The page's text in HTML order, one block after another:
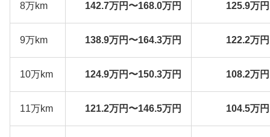
8万km 142.7万円〜168.0万円 125.9万
9万km 138.9万円〜164.3万円 122.2万
10万km 124.9万円〜150.3万円 108.2万
11万km 121.2万円〜146.5万円 104.5万